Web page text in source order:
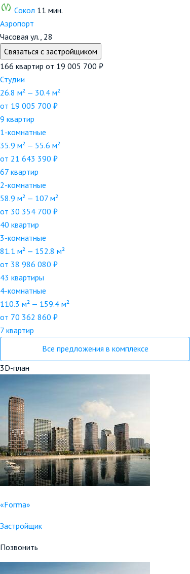
Сокол 11 мин.
Аэропорт
Часовая ул., 28
Связаться с застройщиком
166 квартир от 19 005 700 ₽
Студии
26.8 м² — 30.4 м²
от 19 005 700 ₽
9 квартир
1-комнатные
35.9 м² — 55.6 м²
от 21 643 390 ₽
67 квартир
2-комнатные
58.9 м² — 107 м²
от 30 354 700 ₽
40 квартир
3-комнатные
81.1 м² — 152.8 м²
от 38 986 080 ₽
43 квартиры
4-комнатные
110.3 м² — 159.4 м²
от 70 362 860 ₽
7 квартир
Все предложения в комплексе
3D-план
«Forma»
Застройщик
Позвонить